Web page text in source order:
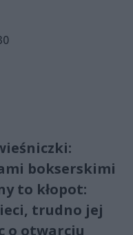
bokserskimi
to kłopot:
trudno jej
o otwarciu